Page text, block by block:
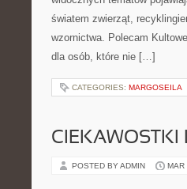
światem zwierząt,
wzornictwa. Polecam
dla osób, które nie […]
CATEGORIES: MARGOSEILA
CIEKAWOSTKI
POSTED BY ADMIN MAR